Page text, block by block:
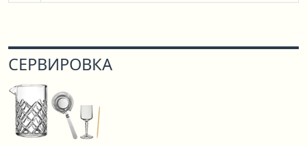
СЕРВИРОВКА